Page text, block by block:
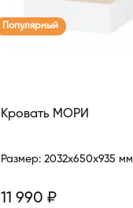
Популярный
Кровать МОРИ
Размер: 2032x650x935 мм
11 990 ₽